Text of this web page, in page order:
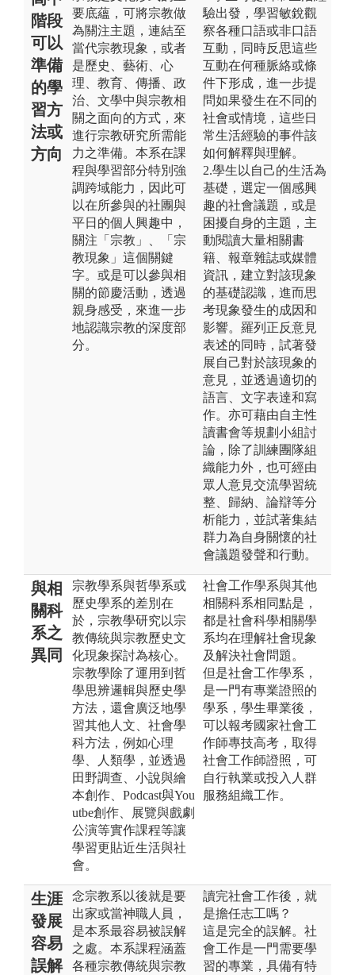
階段
可以
準備
的學
習方
法或
方向
要底蘊，可將宗教做
為關注主題，連結至
當代宗教現象，或者
是歷史、藝術、心
理、教育、傳播、政
治、文學中與宗教相
關之面向的方式，來
進行宗教研究所需能
力之準備。本系在課
程與學習部分特別強
調跨域能力，因此可
以在所參與的社團與
平日的個人興趣中，
關注「宗教」、「宗
教現象」這個關鍵
字。或是可以參與相
關的節慶活動，透過
親身感受，來進一步
地認識宗教的深度部
分。
驗出發，學習敏銳觀
察各種口語或非口語
互動，同時反思這些
互動在何種脈絡或條
件下形成，進一步提
問如果發生在不同的
社會或情境，這些日
常生活經驗的事件該
如何解釋與理解。
2.學生以自己的生活為
基礎，選定一個感興
趣的社會議題，或是
困擾自身的主題，主
動閱讀大量相關書
籍、報章雜誌或媒體
資訊，建立對該現象
的基礎認識，進而思
考現象發生的成因和
影響。羅列正反意見
表述的同時，試著發
展自己對於該現象的
意見，並透過適切的
語言、文字表達和寫
作。亦可藉由自主性
讀書會等規劃小組討
論，除了訓練團隊組
織能力外，也可經由
眾人意見交流學習統
整、歸納、論辯等分
析能力，並試著集結
群力為自身關懷的社
會議題發聲和行動。
與相
關科
系之
異同
宗教學系與哲學系或
歷史學系的差別在
於，宗教學研究以宗
教傳統與宗教歷史文
化現象探討為核心。
宗教學除了運用到哲
學思辨邏輯與歷史學
方法，還會廣泛地學
習其他人文、社會學
科方法，例如心理
學、人類學，並透過
田野調查、小說與繪
本創作、Podcast與You
utbe創作、展覽與戲劇
公演等實作課程等讓
學習更貼近生活與社
會。
社會工作學系與其他
相關科系相同點是，
都是社會科學相關學
系均在理解社會現象
及解決社會問題。
但是社會工作學系，
是一門有專業證照的
學系，學生畢業後，
可以報考國家社會工
作師專技高考，取得
社會工作師證照，可
自行執業或投入人群
服務組織工作。
生涯
發展
容易
誤解
念宗教系以後就是要
出家或當神職人員，
是本系最容易被誤解
之處。本系課程涵蓋
各種宗教傳統與宗教
讀完社會工作後，就
是擔任志工嗎？
這是完全的誤解。社
會工作是一門需要學
習的專業，具備有特